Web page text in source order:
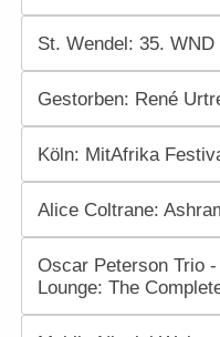
St. Wendel: 35. WND
Gestorben: René
Köln: MitAfrika
Alice Coltrane:
Oscar Peterson Trio
Lounge: The